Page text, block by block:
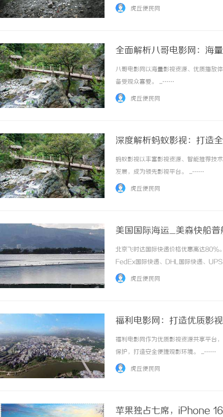
虎丘便民网
全面解析八哥电影网：海
八哥电影网以海量影视资源、优质播放
备受观众喜爱。 ...……
虎丘便民网
深度解析蚂蚁影视：打造
蚂蚁影视以丰富影视资源、智能推荐技
发展，成为领先影视平台。 ...……
虎丘便民网
美国国际海运_美森快船
北京飞时达国际快递价格优惠高达80%
FedEx国际快递、DHL国际快递、
务。美国是中国跨境电商、外贸企业的
虎丘便民网
福利电影网：打造优质影
福利电影网作为优质影视资源共享平台
保护，打造安全便捷观影环境。 ...……
虎丘便民网
苹果独占七席，iPhone
买商标：企业品牌布局的关键策略 揭秘！专业充电桩项目
哪些行业秘诀？